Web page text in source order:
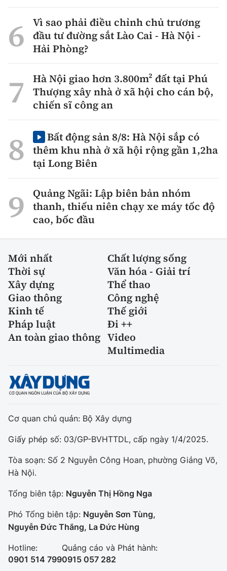
Vì sao phải điều chỉnh chủ trương
đầu tư đường sắt Lào Cai - Hà Nội -
Hải Phòng?
Hà Nội giao hơn 3.800m² đất tại Phú
Thượng xây nhà ở xã hội cho cán bộ,
chiến sĩ công an
Bất động sản 8/8: Hà Nội sắp có
thêm khu nhà ở xã hội rộng gần 1,2ha
tại Long Biên
Quảng Ngãi: Lập biên bản nhóm
thanh, thiếu niên chạy xe máy tốc độ
cao, bốc đầu
Mới nhất
Chất lượng sống
Thời sự
Văn hóa - Giải trí
Xây dựng
Thể thao
Giao thông
Công nghệ
Kinh tế
Thế giới
Pháp luật
Đi ++
An toàn giao thông Video
Multimedia
Cơ quan chủ quản: Bộ Xây dựng
Giấy phép số: 03/GP-BVHTTDL, cấp ngày 1/4/2025.
Tòa soạn: Số 2 Nguyễn Công Hoan, phường Giảng Võ,
Hà Nội.
Tổng biên tập: Nguyễn Thị Hồng Nga
Phó Tổng biên tập: Nguyễn Sơn Tùng,
Nguyễn Đức Thắng, La Đức Hùng
Hotline:
0901 514 799
Quảng cáo và Phát hành:
0915 057 282